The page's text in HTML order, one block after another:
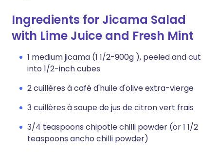
Ingredients for Jicama Salad
with Lime Juice and Fresh Mint
1 medium jicama (1 1/2-900g ), peeled and cut
into 1/2-inch cubes
2 cuillères à café d'huile d'olive extra-vierge
3 cuillères à soupe de jus de citron vert frais
3/4 teaspoons chipotle chilli powder (or 1 1/2
teaspoons ancho chilli powder)